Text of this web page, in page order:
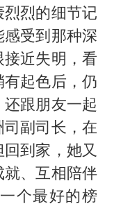
烈的细节记
受到那种深
近失明，看
起色后，仍
跟朋友一起
副司长，在
到家，她又
、互相陪伴
个最好的榜